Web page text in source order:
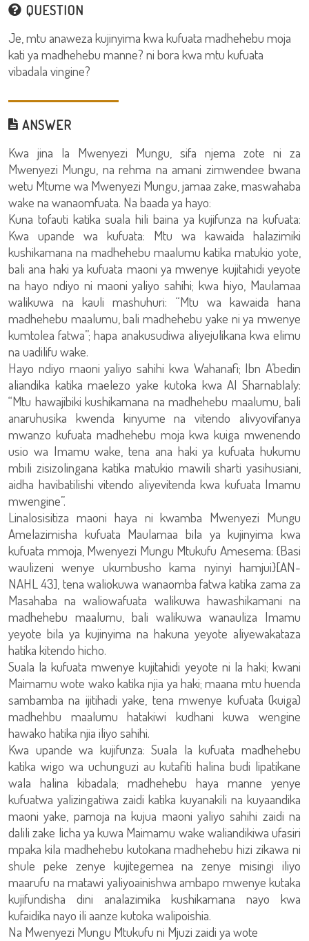
QUESTION
Je, mtu anaweza kujinyima kwa kufuata madhehebu moja
kati ya madhehebu manne? ni bora kwa mtu kufuata
vibadala vingine?
ANSWER
Kwa jina la Mwenyezi Mungu, sifa njema zote ni za
Mwenyezi Mungu, na rehma na amani zimwendee bwana
wetu Mtume wa Mwenyezi Mungu, jamaa zake, maswahaba
wake na wanaomfuata. Na baada ya hayo:
Kuna tofauti katika suala hili baina ya kujifunza na kufuata:
Kwa upande wa kufuata: Mtu wa kawaida halazimiki
kushikamana na madhehebu maalumu katika matukio yote,
bali ana haki ya kufuata maoni ya mwenye kujitahidi yeyote
na hayo ndiyo ni maoni yaliyo sahihi; kwa hiyo, Maulamaa
walikuwa na kauli mashuhuri: “Mtu wa kawaida hana
madhehebu maalumu, bali madhehebu yake ni ya mwenye
kumtolea fatwa”; hapa anakusudiwa aliyejulikana kwa elimu
na uadilifu wake.
Hayo ndiyo maoni yaliyo sahihi kwa Wahanafi; Ibn A’bedin
aliandika katika maelezo yake kutoka kwa Al Sharnablaly:
“Mtu hawajibiki kushikamana na madhehebu maalumu, bali
anaruhusika kwenda kinyume na vitendo alivyovifanya
mwanzo kufuata madhehebu moja kwa kuiga mwenendo
usio wa Imamu wake, tena ana haki ya kufuata hukumu
mbili zisizolingana katika matukio mawili sharti yasihusiani,
aidha havibatilishi vitendo aliyevitenda kwa kufuata Imamu
mwengine”.
Linalosisitiza maoni haya ni kwamba Mwenyezi Mungu
Amelazimisha kufuata Maulamaa bila ya kujinyima kwa
kufuata mmoja, Mwenyezi Mungu Mtukufu Amesema: {Basi
waulizeni wenye ukumbusho kama nyinyi hamjui}[AN-
NAHL 43], tena waliokuwa wanaomba fatwa katika zama za
Masahaba na waliowafuata walikuwa hawashikamani na
madhehebu maalumu, bali walikuwa wanauliza Imamu
yeyote bila ya kujinyima na hakuna yeyote aliyewakataza
hatika kitendo hicho.
Suala la kufuata mwenye kujitahidi yeyote ni la haki; kwani
Maimamu wote wako katika njia ya haki; maana mtu huenda
sambamba na ijitihadi yake, tena mwenye kufuata (kuiga)
madhehbu maalumu hatakiwi kudhani kuwa wengine
hawako hatika njia iliyo sahihi.
Kwa upande wa kujifunza: Suala la kufuata madhehebu
katika wigo wa uchunguzi au kutafiti halina budi lipatikane
wala halina kibadala; madhehebu haya manne yenye
kufuatwa yalizingatiwa zaidi katika kuyanakili na kuyaandika
maoni yake, pamoja na kujua maoni yaliyo sahihi zaidi na
dalili zake licha ya kuwa Maimamu wake waliandikiwa ufasiri
mpaka kila madhehebu kutokana madhehebu hizi zikawa ni
shule peke zenye kujitegemea na zenye misingi iliyo
maarufu na matawi yaliyoainishwa ambapo mwenye kutaka
kujifundisha dini analazimika kushikamana nayo kwa
kufaidika nayo ili aanze kutoka walipoishia.
Na Mwenyezi Mungu Mtukufu ni Mjuzi zaidi ya wote